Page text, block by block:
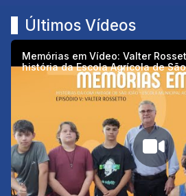
Últimos Vídeos
Memórias em Vídeo: Valter
história da Escola Agrícola de